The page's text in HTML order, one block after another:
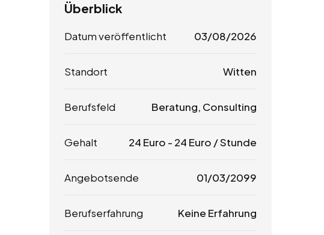
Überblick
Datum veröffentlicht 03/08/2026
Standort Witten
Berufsfeld Beratung, Consulting
Gehalt 24 Euro - 24 Euro / Stunde
Angebotsende 01/03/2099
Berufserfahrung Keine Erfahrung